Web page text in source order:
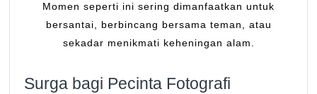
Momen seperti ini sering dimanfaatkan untuk
bersantai, berbincang bersama teman, atau
sekadar menikmati keheningan alam.
Surga bagi Pecinta Fotografi